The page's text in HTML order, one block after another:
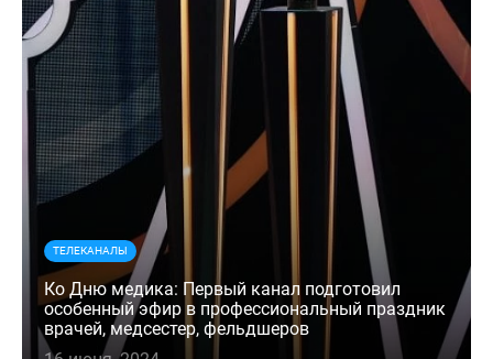
ТЕЛЕКАНАЛЫ
Ко Дню медика: Первый канал подготовил
особенный эфир в профессиональный праздник
врачей, медсестер, фельдшеров